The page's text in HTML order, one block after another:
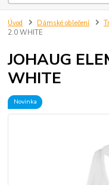
Úvod Dámské oblečení
2.0 WHITE
JOHAUG
WHITE
Novinka